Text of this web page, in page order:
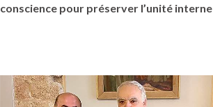
conscience pour préserver l’unité interne